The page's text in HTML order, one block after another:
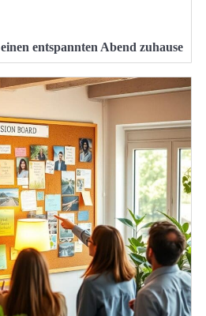
entspannten Abend zuhause